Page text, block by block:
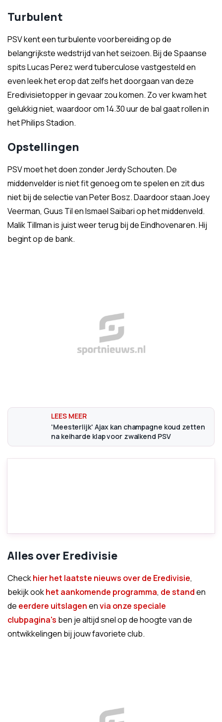
Turbulent
PSV kent een turbulente voorbereiding op de
belangrijkste wedstrijd van het seizoen. Bij de Spaanse
spits Lucas Perez werd tuberculose vastgesteld en
even leek het erop dat zelfs het doorgaan van deze
Eredivisietopper in gevaar zou komen. Zo ver kwam het
gelukkig niet, waardoor om 14.30 uur de bal gaat rollen in
het Philips Stadion.
Opstellingen
PSV moet het doen zonder Jerdy Schouten. De
middenvelder is niet fit genoeg om te spelen en zit dus
niet bij de selectie van Peter Bosz. Daardoor staan Joey
Veerman, Guus Til en Ismael Saibari op het middenveld.
Malik Tillman is juist weer terug bij de Eindhovenaren. Hij
begint op de bank.
'Meesterlijk' Ajax kan champagne koud zetten
na keiharde klap voor zwalkend PSV
Alles over Eredivisie
Checkhier het laatste nieuws over de Eredivisie,
bekijk ookhet aankomende programma, de standen
de eerdere uitslagenenvia onze speciale
clubpagina's ben je altijd snel op de hoogte van de
ontwikkelingen bij jouw favoriete club.